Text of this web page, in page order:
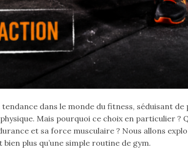
dans le monde du fitness, séduisant de
Mais pourquoi ce choix en particulier ?
et sa force musculaire ? Nous allons
plus qu’une simple routine de gym.